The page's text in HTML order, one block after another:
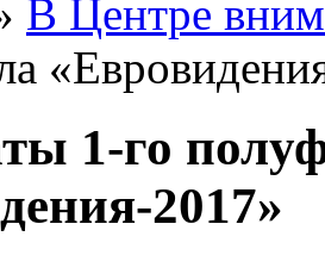
В Центре
1-го
2017»